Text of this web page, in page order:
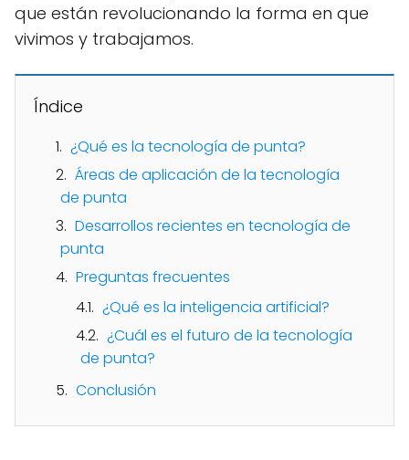
que están revolucionando la forma en que
vivimos y trabajamos.
Índice
¿Qué es la tecnología de punta?
Áreas de aplicación de la tecnología
de punta
Desarrollos recientes en tecnología de
punta
Preguntas frecuentes
¿Qué es la inteligencia artificial?
¿Cuál es el futuro de la tecnología
de punta?
Conclusión